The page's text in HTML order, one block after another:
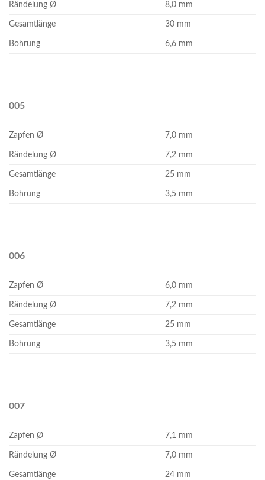
Rändelung Ø 8,0 mm
Gesamtlänge 30 mm
Bohrung 6,6 mm
005
Zapfen Ø 7,0 mm
Rändelung Ø 7,2 mm
Gesamtlänge 25 mm
Bohrung 3,5 mm
006
Zapfen Ø 6,0 mm
Rändelung Ø 7,2 mm
Gesamtlänge 25 mm
Bohrung 3,5 mm
007
Zapfen Ø 7,1 mm
Rändelung Ø 7,0 mm
Gesamtlänge 24 mm